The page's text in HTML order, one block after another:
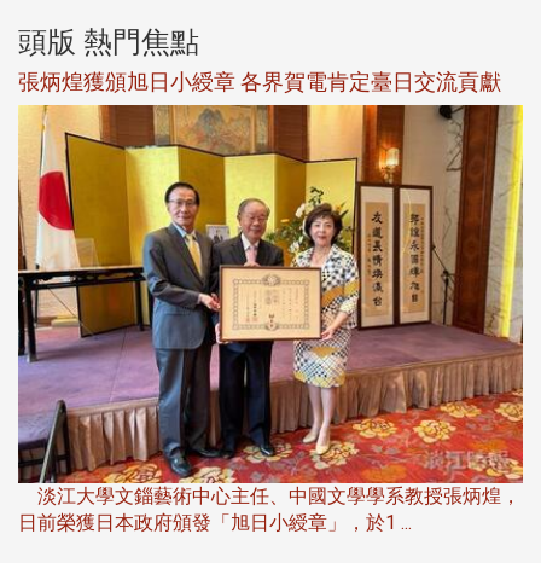
頭版 熱門焦點
觀勢匯天下校友會6月活動
淡江大學推廣教育處於115年6月13日(六)舉辦「觀勢匯天
下」第二屆開學典禮暨共識營，匯聚產 ...